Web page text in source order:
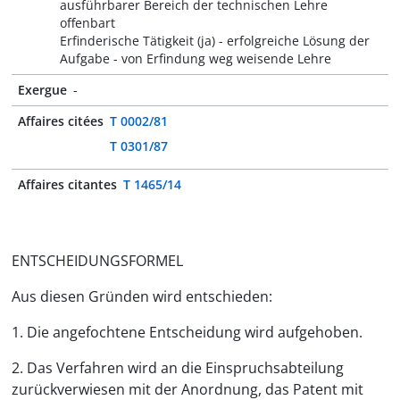
ausführbarer Bereich der technischen Lehre
offenbart
Erfinderische Tätigkeit (ja) - erfolgreiche Lösung der
Aufgabe - von Erfindung weg weisende Lehre
Exergue -
Affaires citées T 0002/81
T 0301/87
Affaires citantes T 1465/14
ENTSCHEIDUNGSFORMEL
Aus diesen Gründen wird entschieden:
1. Die angefochtene Entscheidung wird aufgehoben.
2. Das Verfahren wird an die Einspruchsabteilung
zurückverwiesen mit der Anordnung, das Patent mit